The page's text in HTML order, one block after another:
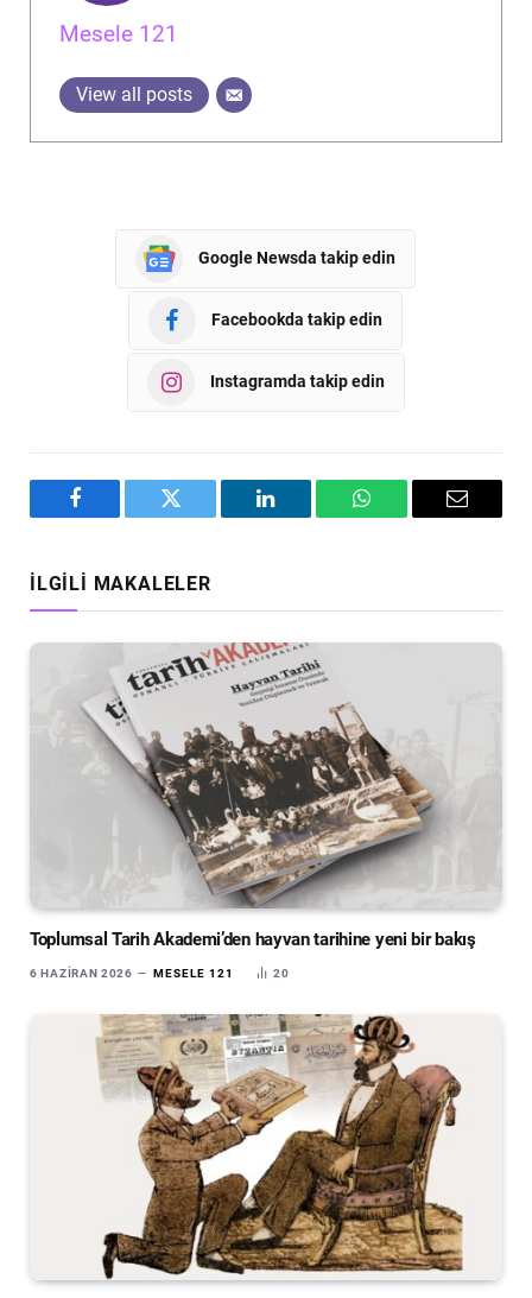
Mesele 121
View all posts
Google Newsda takip edin
Facebookda takip edin
Instagramda takip edin
Facebook Twitter LinkedIn WhatsAppEmail
İLGILI MAKALELER
Toplumsal Tarih Akademi’den hayvan tarihine yeni bir bakış
6 HAZIRAN 2026 MESELE 121 20